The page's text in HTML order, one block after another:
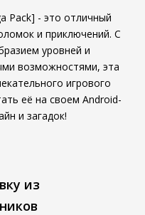
Pack] - это отличный
и приключений. С
уровней и
возможностями, эта
игрового
её на своем Android-
и загадок!
из